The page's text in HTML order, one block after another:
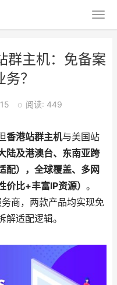
群主机：免备案
？
o 阅读: 449
香港站群主机与美国站
陆及港澳台、东南亚跨
配），全球覆盖、多网
比+丰富IP资源） 。
商，两款产品均实现免
适配逻辑。